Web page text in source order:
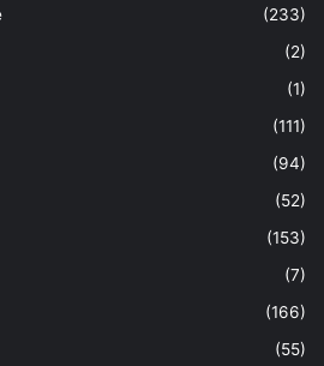
(233)
(2)
(1)
(111)
(94)
(52)
(153)
(7)
(166)
(55)